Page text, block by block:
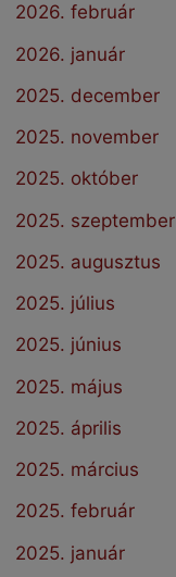
2026. február
2026. január
2025. december
2025. november
2025. október
2025. szeptember
2025. augusztus
2025. július
2025. június
2025. május
2025. április
2025. március
2025. február
2025. január